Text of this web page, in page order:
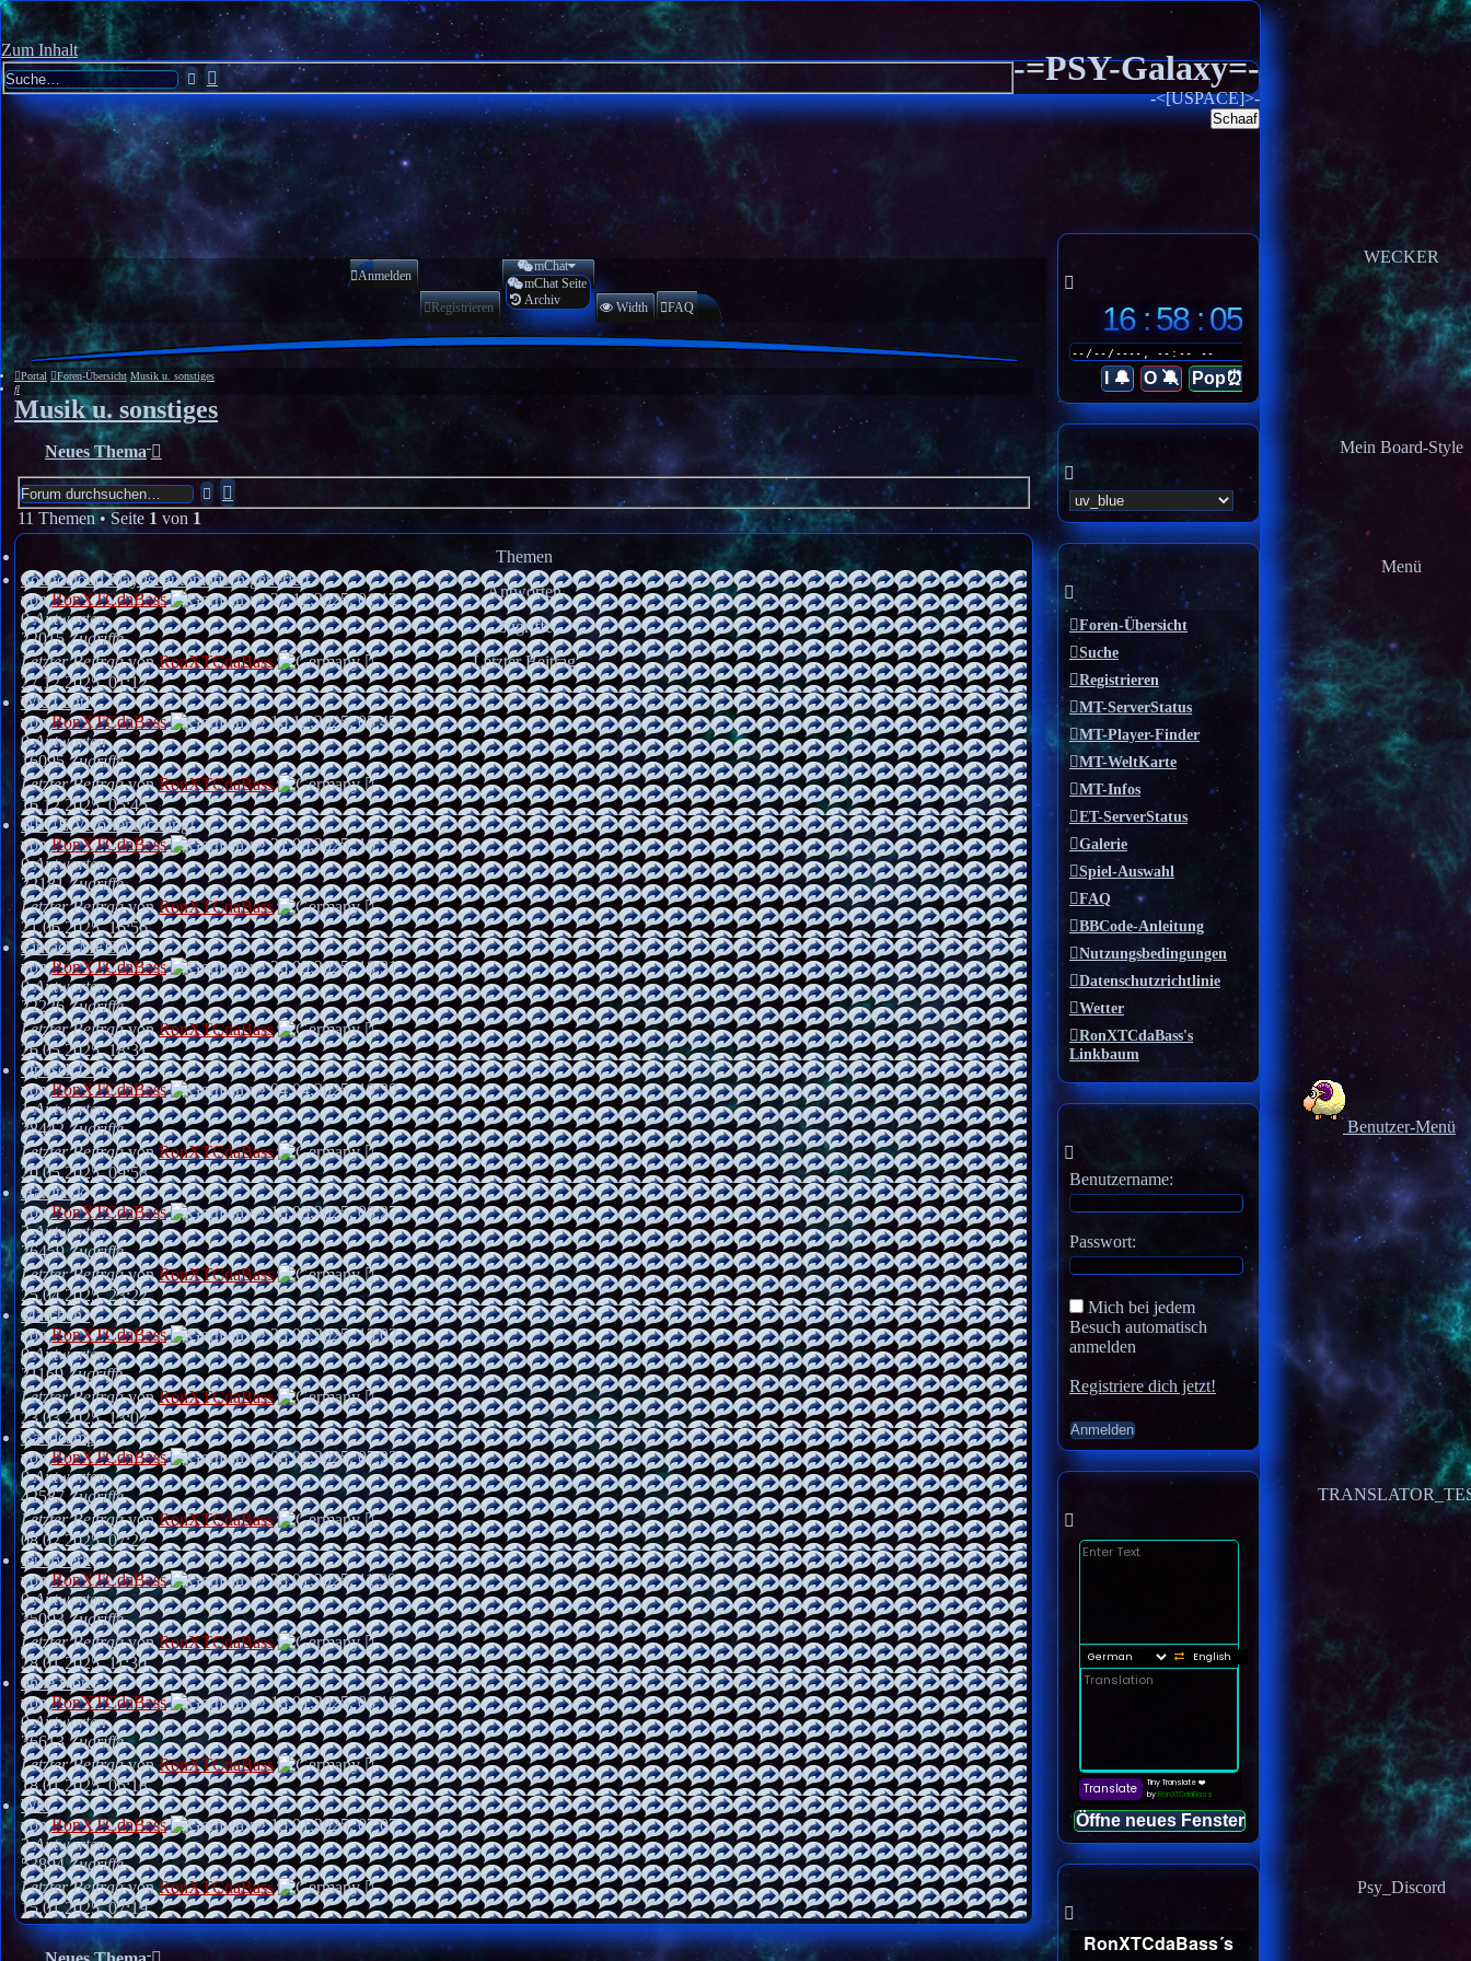
-=PSY-Galaxy=-
-<[USPACE]>-
Schaaf
Zum Inhalt
SucheErweiterte
Suche
Anmelden
Registrieren
mChat
mChat Seite
Archiv
Width FAQ
Portal Foren-Übersicht Musik u. sonstiges
Suche
Musik u. sonstiges
Neues Thema
Suche
Suche
11 Themen • Seite 1 von 1
Themen
Antworten
Zugriffe
Letzter Beitrag
Soundcloud Playlist automatisch generiert
vonRonXTCdaBass »27.12.2025, 01:12
0Antworten
22015 Zugriffe
Letzter BeitragvonRonXTCdaBass
27.12.2025, 01:12
Wie Laut?
vonRonXTCdaBass »16.12.2025, 05:45
0Antworten
16095 Zugriffe
Letzter BeitragvonRonXTCdaBass
16.12.2025, 05:45
NEUE Veröffentlichung!
vonRonXTCdaBass »21.06.2025, 16:56
0Antworten
22181 Zugriffe
Letzter BeitragvonRonXTCdaBass
21.06.2025, 16:56
Einfach MEGA
vonRonXTCdaBass »26.05.2025, 18:31
0Antworten
22226 Zugriffe
Letzter BeitragvonRonXTCdaBass
26.05.2025, 18:31
Optisch O_o
vonRonXTCdaBass »04.04.2025, 19:30
1Antworten
28442 Zugriffe
Letzter BeitragvonRonXTCdaBass
20.05.2025, 09:58
Hardtekk
vonRonXTCdaBass »18.03.2025, 08:27
2Antworten
26459Zugriffe
Letzter BeitragvonRonXTCdaBass
25.04.2025, 23:22
Märchen?
vonRonXTCdaBass »23.03.2025, 13:02
0Antworten
21169Zugriffe
Letzter BeitragvonRonXTCdaBass
23.03.2025, 13:02
Bandcamp
vonRonXTCdaBass »08.02.2025, 07:22
0Antworten
42587 Zugriffe
Letzter BeitragvonRonXTCdaBass
08.02.2025, 07:22
feuerwerk
vonRonXTCdaBass »28.01.2025, 11:30
0Antworten
35093 Zugriffe
Letzter BeitragvonRonXTCdaBass
28.01.2025, 11:30
ohne worte ;)
vonRonXTCdaBass »18.01.2025, 06:18
0Antworten
36613 Zugriffe
Letzter BeitragvonRonXTCdaBass
18.01.2025, 06:18
Witt
vonRonXTCdaBass »15.01.2025, 07:07
2Antworten
53894Zugriffe
Letzter BeitragvonRonXTCdaBass
15.01.2025, 07:19
WECKER
16 : 58 : 07
I 🔔 O 🔕 Pop⏰
Mein Board-Style
Menü
Foren-Übersicht
Suche
Registrieren
MT-ServerStatus
MT-Player-Finder
MT-WeltKarte
MT-Infos
ET-ServerStatus
Galerie
Spiel-Auswahl
FAQ
BBCode-Anleitung
Nutzungsbedingungen
Datenschutzrichtlinie
Wetter
RonXTCdaBass's
Linkbaum
Benutzer-Menü
Benutzername:
Passwort:
Mich bei jedem
Besuch automatisch
anmelden
Registriere dich jetzt!
Öffne neues Fenster
Psy_Discord
RonXTCdaBass´s